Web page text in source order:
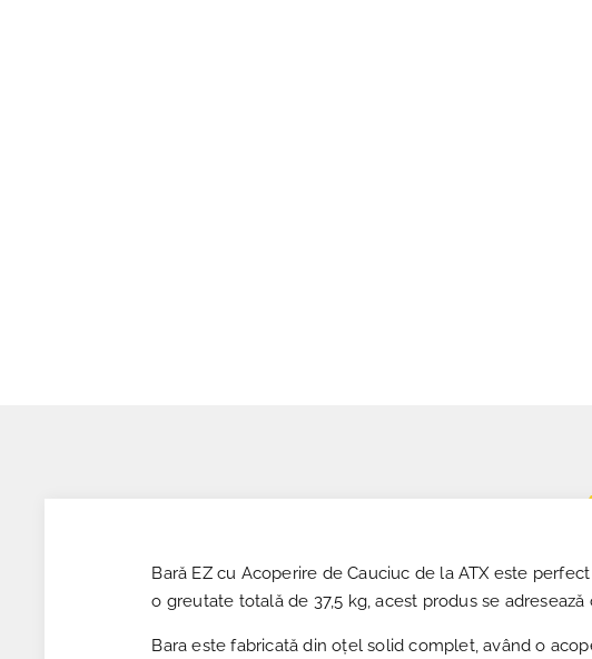
Bară EZ cu Acoperire de Cauciuc de la ATX este
o greutate totală de 37,5 kg, acest produs se
Bara este fabricată din oțel solid complet, având o